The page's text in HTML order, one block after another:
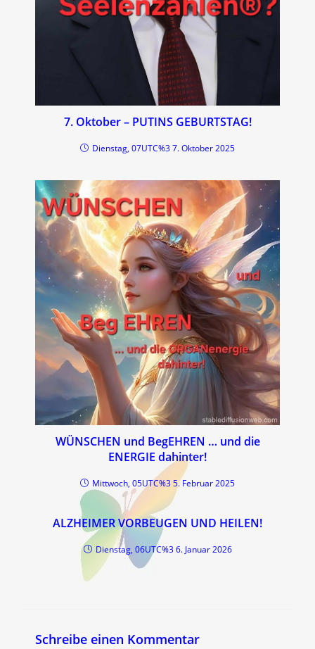
7. Oktober – PUTINS GEBURTSTAG!
Dienstag, 07UTC%3 7. Oktober 2025
WÜNSCHEN und BegEHREN … und die
ENERGIE dahinter!
Mittwoch, 05UTC%3 5. Februar 2025
ALZHEIMER VORBEUGEN UND HEILEN!
Dienstag, 06UTC%3 6. Januar 2026
Schreibe einen Kommentar